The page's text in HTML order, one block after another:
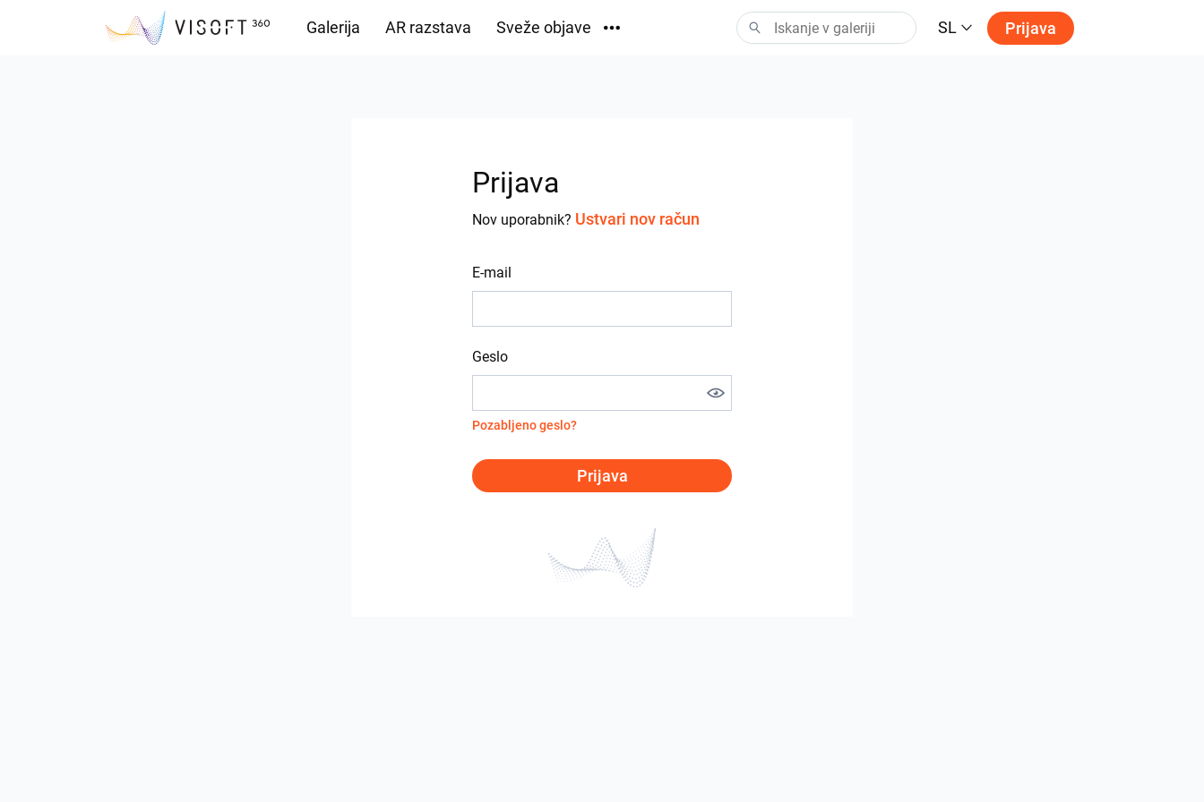
Galerija AR razstava Sveže objave SL Prijava
Prijava
Nov uporabnik? Ustvari nov račun
E-mail
Geslo
Pozabljeno geslo?
Prijava